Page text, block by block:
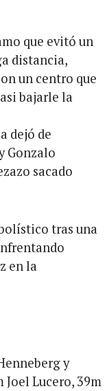
que evitó un
distancia,
un centro que
bajarle la
dejó de
Gonzalo
sacado
tras una
en la
y
Joel Lucero, 39m